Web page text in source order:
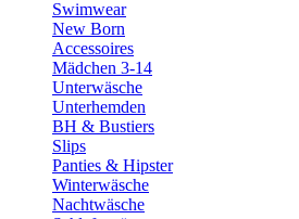
Swimwear
New Born
Accessoires
Mädchen 3-14
Unterwäsche
Unterhemden
BH & Bustiers
Slips
Panties & Hipster
Winterwäsche
Nachtwäsche